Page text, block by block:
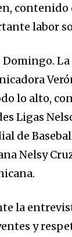
contenido
labor
Domingo. La
lo alto,
Ligas
de
Nelsy
la
y